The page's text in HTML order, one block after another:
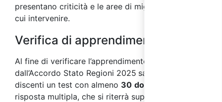
presentano criticità e le aree di miglioramento su
cui intervenire.
Verifica di apprendimento
Al fine di verificare l’apprendimento, come previsto
dall’Accordo Stato Regioni 2025 sarà sottoposto ai
discenti un test con almeno 30 domande
risposta multipla, che si riterrà superato con